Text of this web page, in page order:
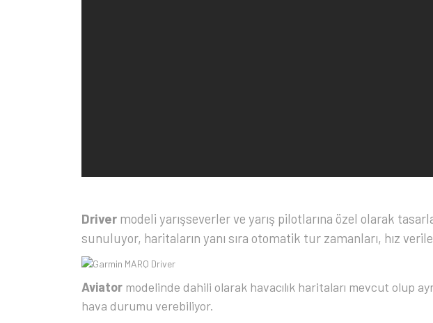
Driver modeli yarışseverler ve yarış pilotlarına özel olarak
sunuluyor, haritaların yanı sıra otomatik tur zamanları, hız
Aviator modelinde dahili olarak havacılık haritaları mevcut olup
hava durumu verebiliyor.